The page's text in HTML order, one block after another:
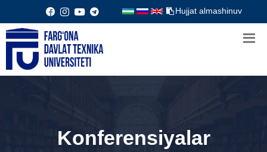
Hujjat almashinuv
Konferensiyalar